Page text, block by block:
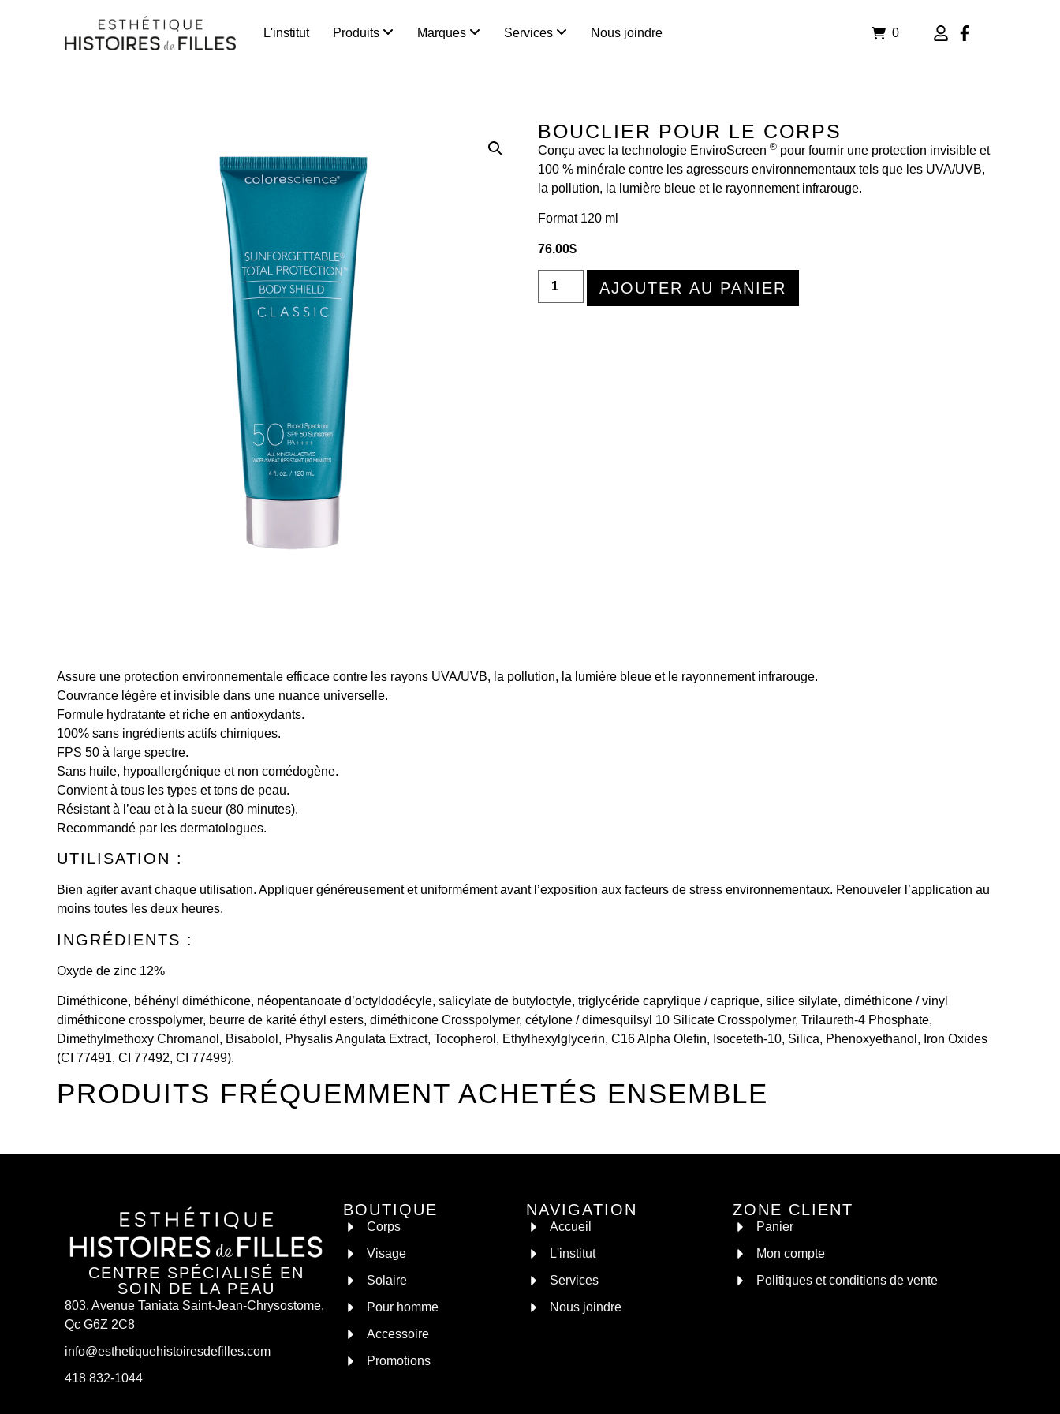
L'institut Produits Marques Services Nous joindre 0
BOUCLIER POUR LE CORPS
Conçu avec la technologie EnviroScreen ® pour fournir une protection invisible et
100 % minérale contre les agresseurs environnementaux tels que les UVA/UVB,
la pollution, la lumière bleue et le rayonnement infrarouge.
Format 120 ml
76.00$
AJOUTER AU PANIER
Assure une protection environnementale efficace contre les rayons UVA/UVB, la pollution, la lumière bleue et le rayonnement infrarouge.
Couvrance légère et invisible dans une nuance universelle.
Formule hydratante et riche en antioxydants.
100% sans ingrédients actifs chimiques.
FPS 50 à large spectre.
Sans huile, hypoallergénique et non comédogène.
Convient à tous les types et tons de peau.
Résistant à l’eau et à la sueur (80 minutes).
Recommandé par les dermatologues.
UTILISATION :
Bien agiter avant chaque utilisation. Appliquer généreusement et uniformément avant l’exposition aux facteurs de stress environnementaux. Renouveler l’application au
moins toutes les deux heures.
INGRÉDIENTS :
Oxyde de zinc 12%
Diméthicone, béhényl diméthicone, néopentanoate d’octyldodécyle, salicylate de butyloctyle, triglycéride caprylique / caprique, silice silylate, diméthicone / vinyl
diméthicone crosspolymer, beurre de karité éthyl esters, diméthicone Crosspolymer, cétylone / dimesquilsyl 10 Silicate Crosspolymer, Trilaureth-4 Phosphate,
Dimethylmethoxy Chromanol, Bisabolol, Physalis Angulata Extract, Tocopherol, Ethylhexylglycerin, C16 Alpha Olefin, Isoceteth-10, Silica, Phenoxyethanol, Iron Oxides
(CI 77491, CI 77492, CI 77499).
PRODUITS FRÉQUEMMENT ACHETÉS ENSEMBLE
CENTRE SPÉCIALISÉ EN
SOIN DE LA PEAU
803, Avenue Taniata Saint-Jean-Chrysostome,
Qc G6Z 2C8
info@esthetiquehistoiresdefilles.com
418 832-1044
BOUTIQUE
Corps
Visage
Solaire
Pour homme
Accessoire
Promotions
NAVIGATION
Accueil
L'institut
Services
Nous joindre
ZONE CLIENT
Panier
Mon compte
Politiques et conditions de vente